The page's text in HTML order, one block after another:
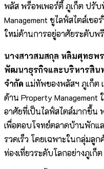
พลัส พร็อพเพอร์ตี้ ภูเก็ต ปรั
Management ชูไลฟ์สไตล์เซ
ใหม่ด้านการอยู่อาศัยระดับพ
นางสาวสมสกุล หลิมศุทธพ
พัฒนาธุรกิจและบริหารสิ
จำกัด แม่ทัพของพลัสฯ ภูเก็ต
ด้าน Property
อาศัยที่เป็นไลฟ์สไตล์มากขึ้น
เพื่อตอบโจทย์ตลาดบ้านพักแ
รวดเร็ว โดยเฉพาะในกลุ่มลู
ท่องเที่ยวระดับโลกอย่างภูเก็ต